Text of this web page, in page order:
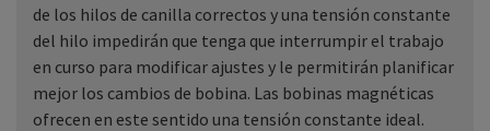
de los hilos de canilla correctos y una tensión constante
del hilo impedirán que tenga que interrumpir el trabajo
en curso para modificar ajustes y le permitirán planificar
mejor los cambios de bobina. Las bobinas magnéticas
ofrecen en este sentido una tensión constante ideal.